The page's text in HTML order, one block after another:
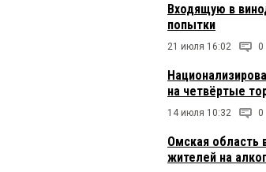
Входящую в
попытки
21 июля 16:02 0
на четвёртые
14 июля 10:32 0
Омская область
жителей на